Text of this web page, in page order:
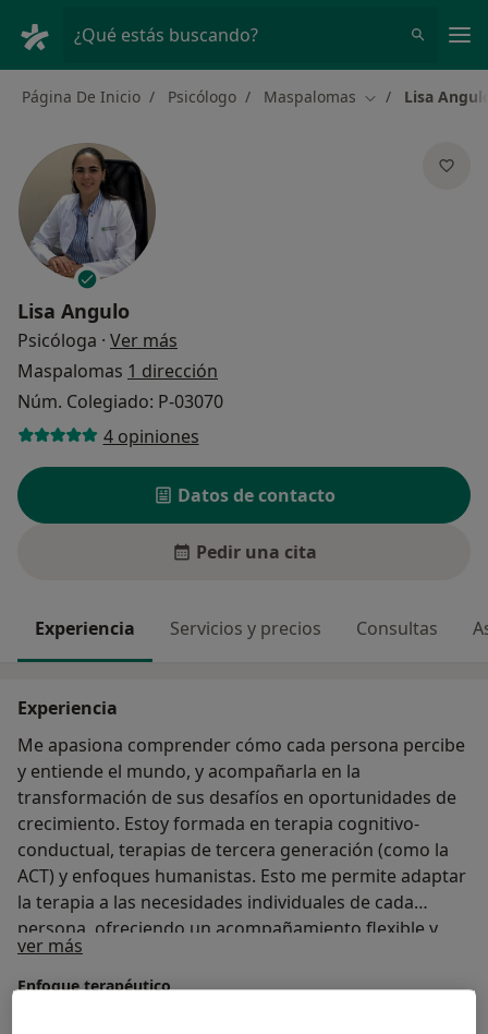
¿Qué estás buscando?
Página De Inicio Psicólogo Maspalomas Cambiar de
Lisa
Lisa Angulo
Psicóloga · Ver más
Maspalomas 1 dirección
Núm. Colegiado: P-03070
4 opiniones
Datos de contacto
Pedir una cita
Experiencia Servicios y precios Consultas
Experiencia
Me apasiona comprender cómo cada persona percibe
y entiende el mundo, y acompañarla en la
transformación de sus desafíos en oportunidades de
crecimiento. Estoy formada en terapia cognitivo-
conductual, terapias de tercera generación (como la
ACT) y enfoques humanistas. Esto me permite adaptar
la terapia a las necesidades individuales de cada
persona, ofreciendo un acompañamiento flexible y
respetuoso con su proceso. Soy Psicóloga General
Sanitaria (Colegiada P-03070). Cursé el Grado y Máster
ver más
Enfoque terapéutico